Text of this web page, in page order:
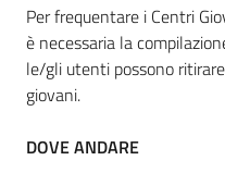
Per frequentare i Centri
è necessaria la
le/gli utenti possono
giovani.
DOVE ANDARE